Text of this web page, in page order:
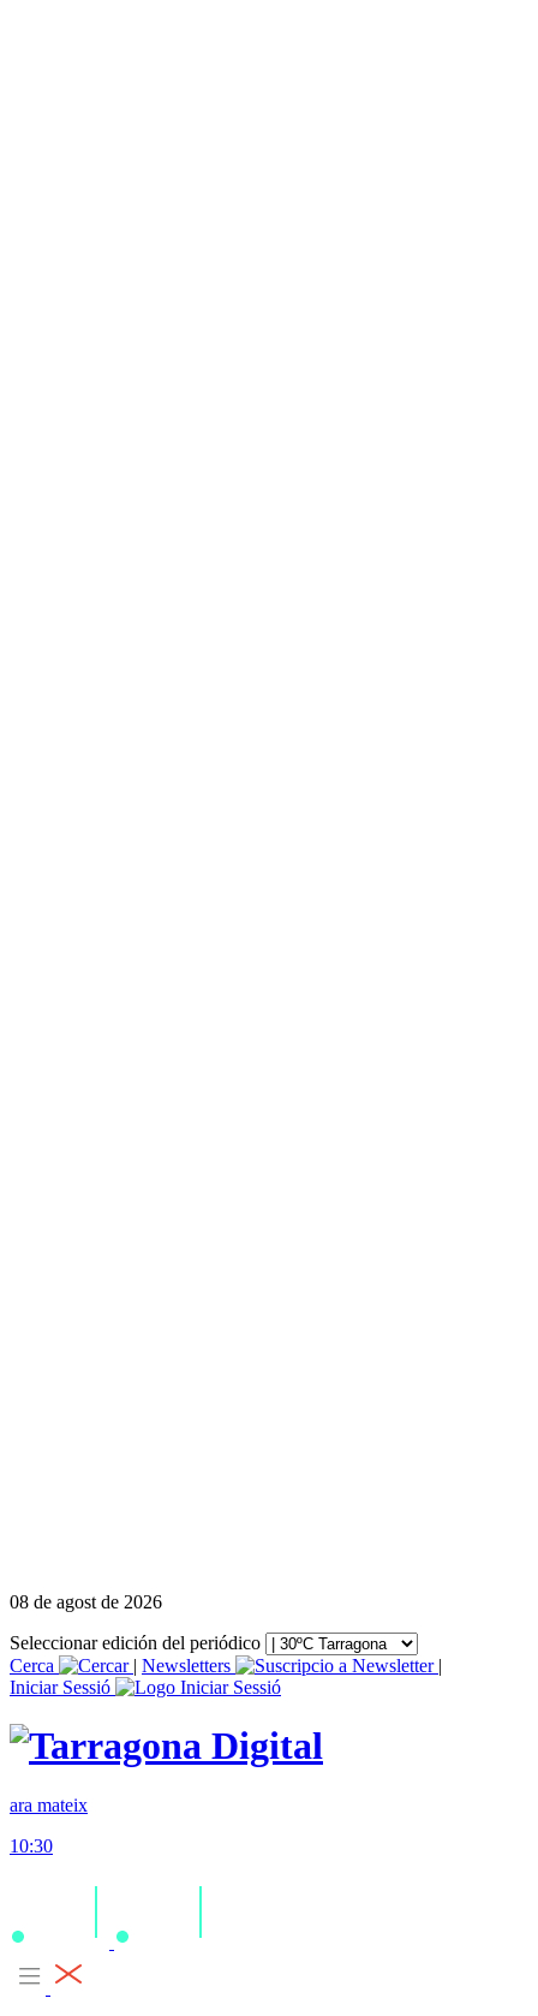
08 de agost de 2026
Seleccionar edición del periódico
Cerca
| Newsletters
|
Iniciar Sessió
ara mateix
10:30